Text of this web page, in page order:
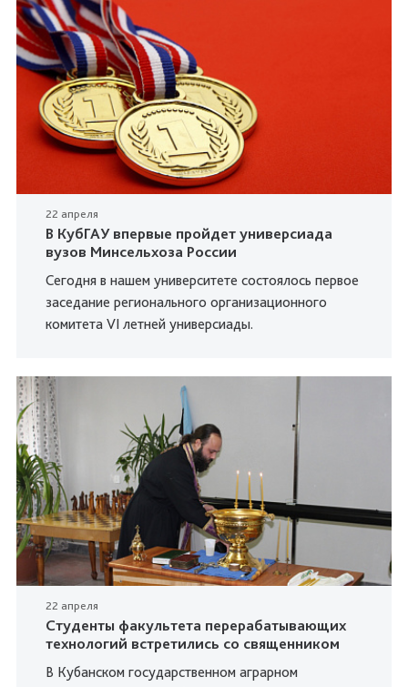
22 апреля
В КубГАУ впервые пройдет универсиада
вузов Минсельхоза России
Сегодня в нашем университете состоялось первое
заседание регионального организационного
комитета VI летней универсиады.
22 апреля
Студенты факультета перерабатывающих
технологий встретились со священником
В Кубанском государственном аграрном